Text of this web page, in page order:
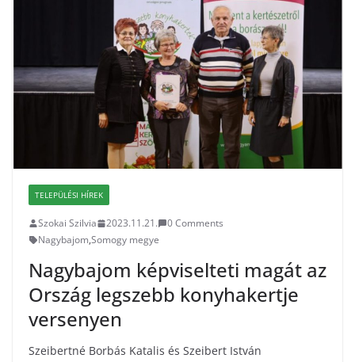
TELEPÜLÉSI HÍREK
Szokai Szilvia 2023.11.21.
0 Comments
Nagybajom,Somogy megye
Nagybajom képviselteti magát az
Ország legszebb konyhakertje
versenyen
Szeibertné Borbás Katalis és Szeibert István